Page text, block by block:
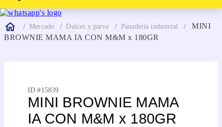
Mercado Dulces y parva Panaderia industrial
MINI
BROWNIE MAMA IA CON M&M x 180GR
ID #15839
MINI BROWNIE MAMA
IA CON M&M x 180GR